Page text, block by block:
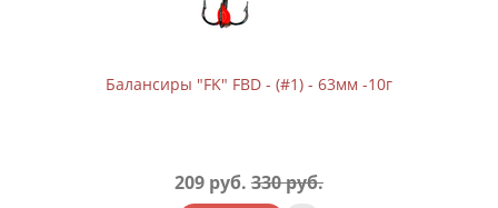
Балансиры "FK" FBD - (#1) - 63мм -10г
209 руб. 330 руб.